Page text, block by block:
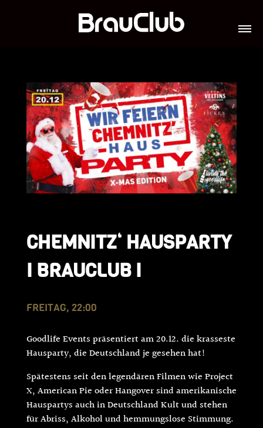
CHEMNITZ‘ HAUSPARTY
I BRAUCLUB I
FREITAG, 22:00
Goodlife Events präsentiert am 20.12. die krasseste
Hausparty, die Deutschland je gesehen hat!
Spätestens seit den legendären Filmen wie Project
X, American Pie oder Hangover sind amerikanische
Hauspartys auch in Deutschland Kult und stehen
für Abriss, Alkohol und hemmungslose Stimmung.
GALERIE
TEAM
VIP-LOUNGES
JOBS